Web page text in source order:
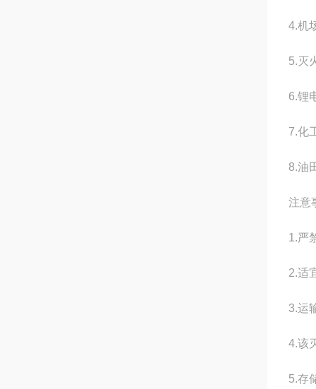
4.机
5.灭
6.锂
7.化
8.油
注意
1.严
2.适
3.运
4.该
5.存